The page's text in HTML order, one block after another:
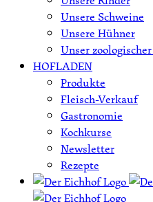
Unsere Schweine
Unsere Hühner
Unser
HOFLADEN
Produkte
Fleisch-Verkauf
Gastronomie
Kochkurse
Newsletter
Rezepte